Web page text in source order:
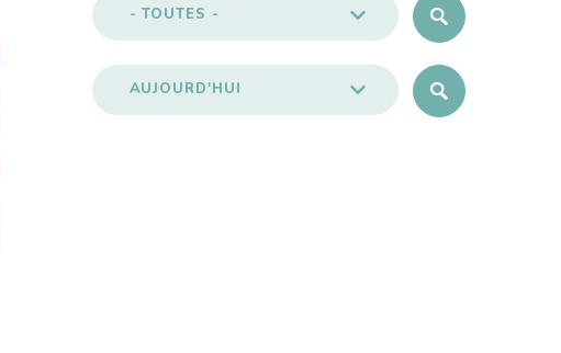
- TOUTES -
AUJOURD'HUI